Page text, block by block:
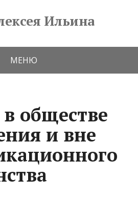
Ильина
МЕНЮ
обществе
и вне